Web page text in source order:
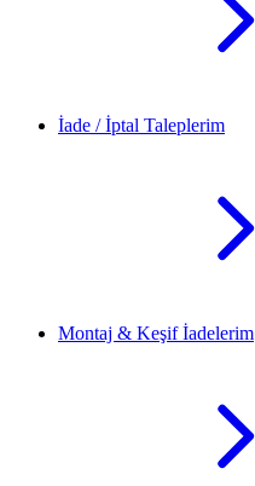
İade / İptal Taleplerim
Montaj & Keşif İadelerim